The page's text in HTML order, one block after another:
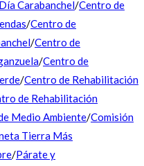
Carabanchel/Centro de
/Centro de
/Centro de
/Centro de
/Centro de Rehabilitación
de Rehabilitación
Medio Ambiente/Comisión
Tierra Más
/Párate y